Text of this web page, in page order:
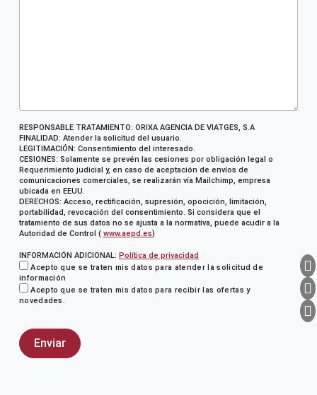
RESPONSABLE TRATAMIENTO: ORIXA AGENCIA DE VIATGES, S.A
FINALIDAD: Atender la solicitud del usuario.
LEGITIMACIÓN: Consentimiento del interesado.
CESIONES: Solamente se prevén las cesiones por obligación legal o
Requerimiento judicial y, en caso de aceptación de envíos de
comunicaciones comerciales, se realizarán vía Mailchimp, empresa
ubicada en EEUU.
DERECHOS: Acceso, rectificación, supresión, opocición, limitación,
portabilidad, revocación del consentimiento. Si considera que el
tratamiento de sus datos no se ajusta a la normativa, puede acudir a la
Autoridad de Control ( www.aepd.es)
INFORMACIÓN ADICIONAL: Política de privacidad
Acepto que se traten mis datos para atender la solicitud de
información
Acepto que se traten mis datos para recibir las ofertas y
novedades.